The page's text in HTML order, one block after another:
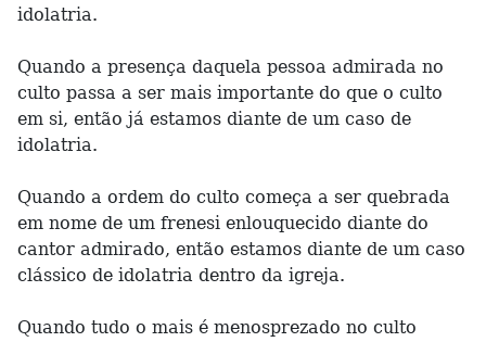
idolatria.
Quando a presença daquela pessoa admirada no
culto passa a ser mais importante do que o culto
em si, então já estamos diante de um caso de
idolatria.
Quando a ordem do culto começa a ser quebrada
em nome de um frenesi enlouquecido diante do
cantor admirado, então estamos diante de um caso
clássico de idolatria dentro da igreja.
Quando tudo o mais é menosprezado no culto